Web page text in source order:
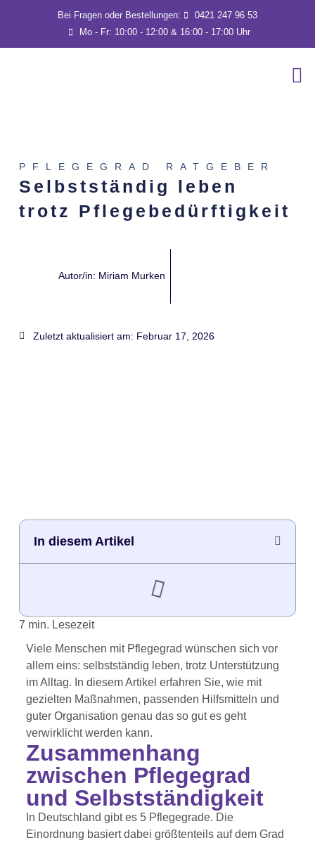
Bei Fragen oder Bestellungen:
0421 247 96 53
Mo - Fr: 10:00 - 12:00 & 16:00 - 17:00 Uhr
PFLEGEGRAD RATGEBER
Selbstständig leben
trotz Pflegebedürftigkeit
Autor/in: Miriam Murken
Zuletzt aktualisiert am: Februar 17, 2026
In diesem Artikel
Viele Menschen mit Pflegegrad wünschen sich vor
allem eins: selbstständig leben, trotz Unterstützung
im Alltag. In diesem Artikel erfahren Sie, wie mit
gezielten Maßnahmen, passenden Hilfsmitteln und
guter Organisation genau das so gut es geht
verwirklicht werden kann.
Zusammenhang
zwischen Pflegegrad
und Selbstständigkeit
In Deutschland gibt es 5 Pflegegrade. Die
Einordnung basiert dabei größtenteils auf dem Grad